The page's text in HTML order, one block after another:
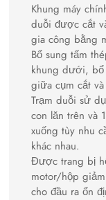
Khung máy
duỗi được cắt
gia công bằng
Bổ sung tấm
khung dưới, bổ
giữa cụm cắt
Trạm duỗi sử
con lăn trên và
xuống tùy nhu
khác nhau.
Được trang bị
motor/hộp
cho đầu ra ổn